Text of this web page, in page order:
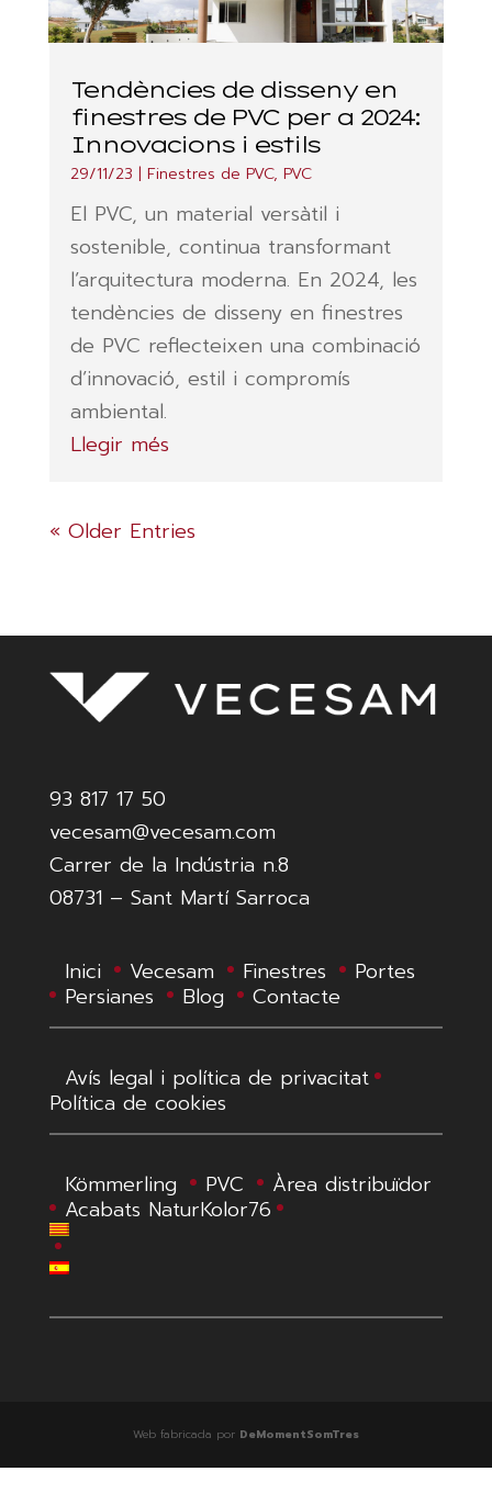
Tendències de disseny en
finestres de PVC per a 2024:
Innovacions i estils
29/11/23 | Finestres de PVC, PVC
El PVC, un material versàtil i
sostenible, continua transformant
l’arquitectura moderna. En 2024, les
tendències de disseny en finestres
de PVC reflecteixen una combinació
d’innovació, estil i compromís
ambiental.
Llegir més
« Older Entries
93 817 17 50
vecesam@vecesam.com
Carrer de la Indústria n.8
08731 – Sant Martí Sarroca
Inici Vecesam Finestres
Portes
Persianes
Blog Contacte
Avís legal i política de privacitat
Política de cookies
Kömmerling PVC
Àrea distribuïdor
Acabats NaturKolor76
Web fabricada por DeMomentSomTres